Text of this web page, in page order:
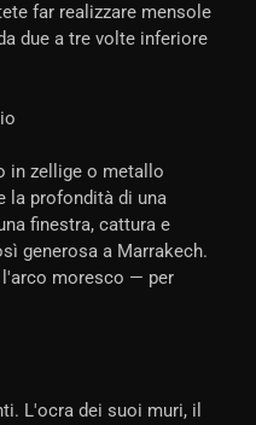
far realizzare mensole
due a tre volte inferiore
in zellige o metallo
la profondità di una
finestra, cattura e
generosa a Marrakech.
moresco — per
L'ocra dei suoi muri, il